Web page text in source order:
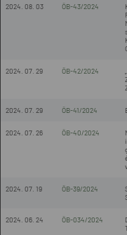
2024. 08. 03 ÖB-43/2024
2024. 07. 29 ÖB-42/2024
2024. 07. 29 ÖB-41/2024
2024. 07. 26 ÖB-40/2024
2024. 07. 19 ÖB-39/2024
2024. 06. 24 ÖB-034/2024